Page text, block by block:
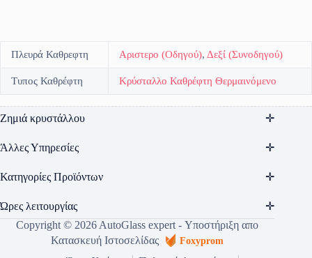
Πλευρά Καθρεφτη Αριστερο (Οδηγού), Δεξί (Συνοδηγού)
Τυπος Καθρέφτη Κρύσταλλο Καθρέφτη Θερμαινόμενο
Ζημιά κρυστάλλου
Άλλες Υπηρεσίες
Κατηγορίες Προϊόντων
Ώρες λειτουργίας
Copyright © 2026 AutoGlass expert - Υποστήριξη απο
Κατασκευή Ιστοσελίδας
Foxyprom